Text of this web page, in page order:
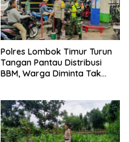
Polres Lombok Timur Turun
Tangan Pantau Distribusi
BBM, Warga Diminta Tak